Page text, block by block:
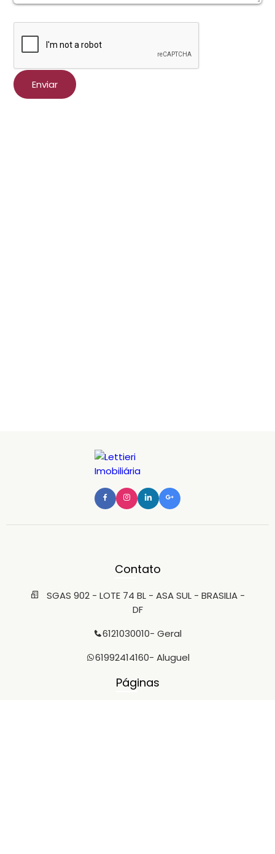
Enviar
Contato
SGAS 902 - LOTE 74 BL - ASA SUL - BRASILIA -
DF
6121030010- Geral
61992414160- Aluguel
Páginas